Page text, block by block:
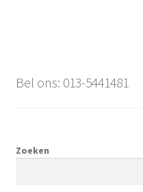
Bel ons: 013-5441481
Zoeken